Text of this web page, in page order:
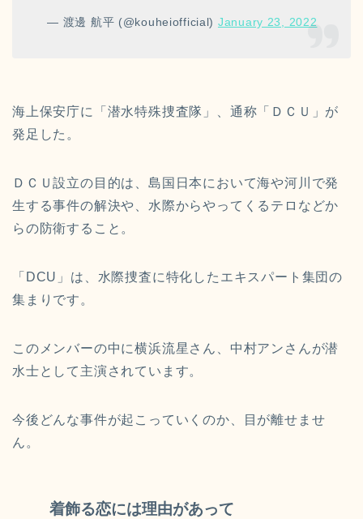
— 渡邊 航平 (@kouheiofficial) January 23, 2022
海上保安庁に「潜水特殊捜査隊」、通称「ＤＣＵ」が
発足した。
ＤＣＵ設立の目的は、島国日本において海や河川で発
生する事件の解決や、水際からやってくるテロなどか
らの防衛すること。
「DCU」は、水際捜査に特化したエキスパート集団の
集まりです。
このメンバーの中に横浜流星さん、中村アンさんが潜
水士として主演されています。
今後どんな事件が起こっていくのか、目が離せませ
ん。
着飾る恋には理由があって